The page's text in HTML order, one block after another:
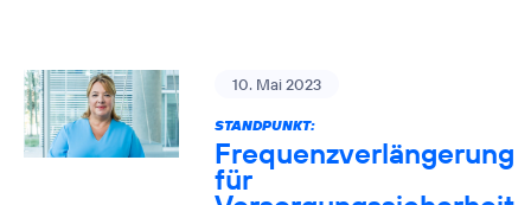
10. Mai 2023
STANDPUNKT:
Frequenzverlängerung
für